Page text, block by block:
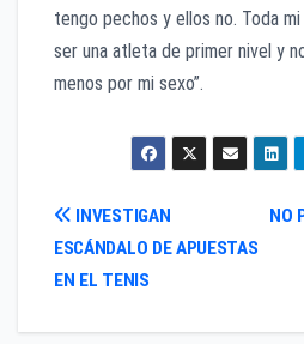
tengo pechos y ellos no. Toda
ser una atleta de primer nivel y
menos por mi sexo”.
Navegación
de
entradas
NO
INVESTIGAN
ESCÁNDALO DE APUESTAS
EN EL TENIS